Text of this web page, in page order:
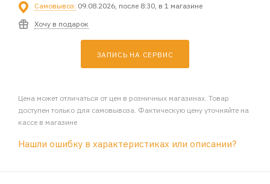
Самовывоз: 09.08.2026, после 8:30, в 1 магазине
Хочу в подарок
ЗАПИСЬ НА СЕРВИС
Цена может отличаться от цен в розничных магазинах. Товар
доступен только для самовывоза. Фактическую цену уточняйте на
кассе в магазине
Нашли ошибку в характеристиках или описании?